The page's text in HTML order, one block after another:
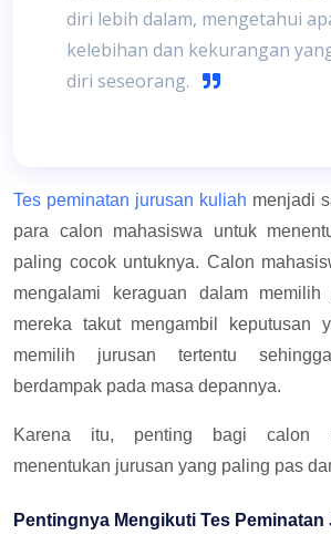
diri lebih dalam, mengetahui
kelebihan dan kekurangan
diri seseorang.
Tes peminatan jurusan kuliah menjadi
para calon mahasiswa untuk
paling cocok untuknya. Calon
mengalami keraguan dalam memilih
mereka takut mengambil keputusan
memilih jurusan tertentu
berdampak pada masa depannya.
Karena itu, penting bagi calon
menentukan jurusan yang paling pas
Pentingnya Mengikuti Tes